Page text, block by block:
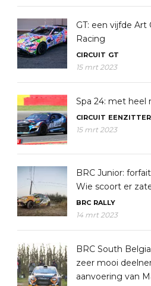
GT: een vijfde
Racing
CIRCUIT GT
15 mrt 2023
Spa 24: met heel
CIRCUIT EENZITTER
15 mrt 2023
BRC Junior:
Wie scoort er
BRC RALLY
14 mrt 2023
BRC South
zeer mooi
aanvoering van